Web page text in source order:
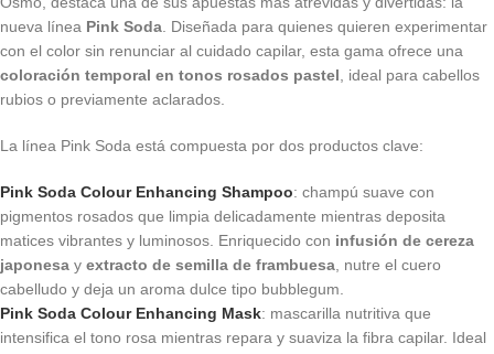
nueva línea Pink Soda . Diseñada para quienes quieren experimentar
con el color sin renunciar al cuidado capilar, esta gama ofrece una
coloración temporal en tonos rosados pastel , ideal para cabellos
rubios o previamente aclarados.
La línea Pink Soda está compuesta por dos productos clave:
Pink Soda Colour Enhancing Shampoo: champú suave con
pigmentos rosados que limpia delicadamente mientras deposita
matices vibrantes y luminosos. Enriquecido con infusión de cereza
japonesa y extracto de semilla de frambuesa , nutre el cuero
cabelludo y deja un aroma dulce tipo bubblegum.
Pink Soda Colour Enhancing Mask: mascarilla nutritiva que
intensifica el tono rosa mientras repara y suaviza la fibra capilar. Ideal